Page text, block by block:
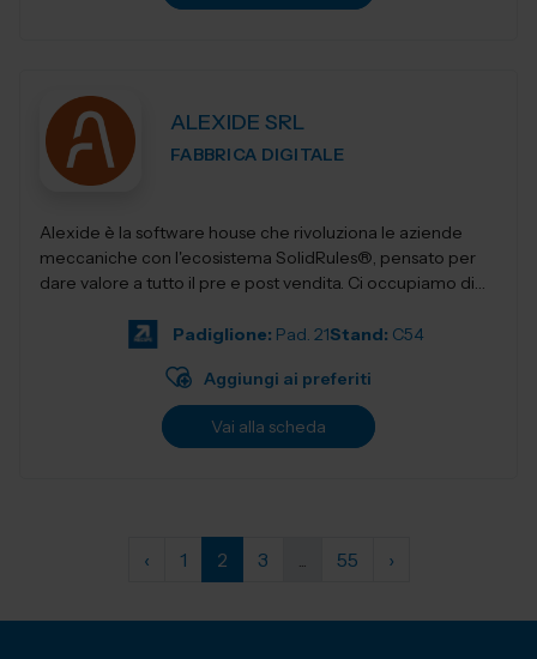
ALEXIDE SRL
FABBRICA DIGITALE
Alexide è la software house che rivoluziona le aziende
meccaniche con l'ecosistema SolidRules®, pensato per
dare valore a tutto il pre e post vendita. Ci occupiamo di
Padiglione: Pad. 21Stand: C54
Aggiungi ai preferiti
Vai alla scheda
‹ 1 2 3 ... 55 ›